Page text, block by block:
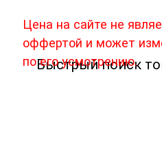
Цена на сайте не
оффертой и может
по его усмотрению.